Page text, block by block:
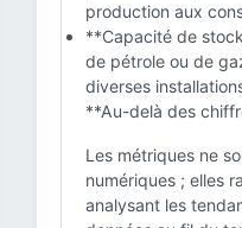
production aux
**Capacité de
de pétrole ou de
diverses
**Au-delà des
Les métriques ne
numériques ; elles
analysant les